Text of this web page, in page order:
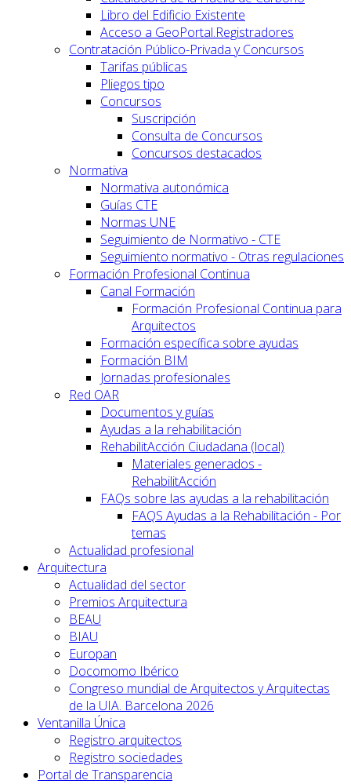
Libro del Edificio Existente
Acceso a GeoPortal.Registradores
Contratación Público-Privada y Concursos
Tarifas públicas
Pliegos tipo
Concursos
Suscripción
Consulta de Concursos
Concursos destacados
Normativa
Normativa autonómica
Guías CTE
Normas UNE
Seguimiento de Normativo - CTE
Seguimiento normativo - Otras regulaciones
Formación Profesional Continua
Canal Formación
Formación Profesional Continua para
Arquitectos
Formación específica sobre ayudas
Formación BIM
Jornadas profesionales
Red OAR
Documentos y guías
Ayudas a la rehabilitación
RehabilitAcción Ciudadana (local)
Materiales generados -
RehabilitAcción
FAQs sobre las ayudas a la rehabilitación
FAQS Ayudas a la Rehabilitación - Por
temas
Actualidad profesional
Arquitectura
Actualidad del sector
Premios Arquitectura
BEAU
BIAU
Europan
Docomomo Ibérico
Congreso mundial de Arquitectos y Arquitectas
de la UIA. Barcelona 2026
Ventanilla Única
Registro arquitectos
Registro sociedades
Portal de Transparencia